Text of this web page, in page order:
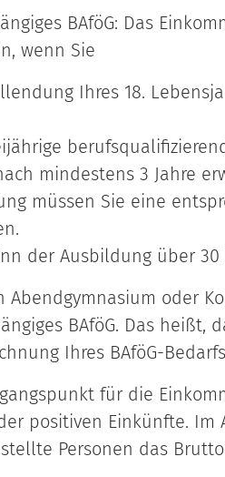
BAföG: Das
wenn Sie
Ihres 18.
mindestens 3 Jahre
müssen Sie eine
der Ausbildung über 30
Abendgymnasium oder
BAföG. Das heißt,
Ihres BAföG-
für die
positiven Einkünfte. Im
Personen das